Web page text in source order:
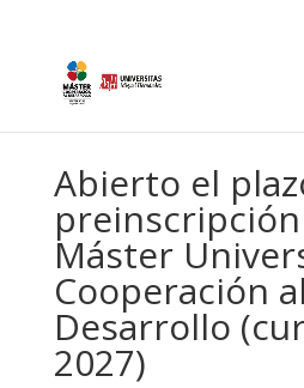
Abierto el
Máster
Cooperación al
Desarrollo
2027)